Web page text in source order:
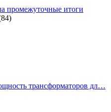
промежуточные итоги
трансформаторов дл…